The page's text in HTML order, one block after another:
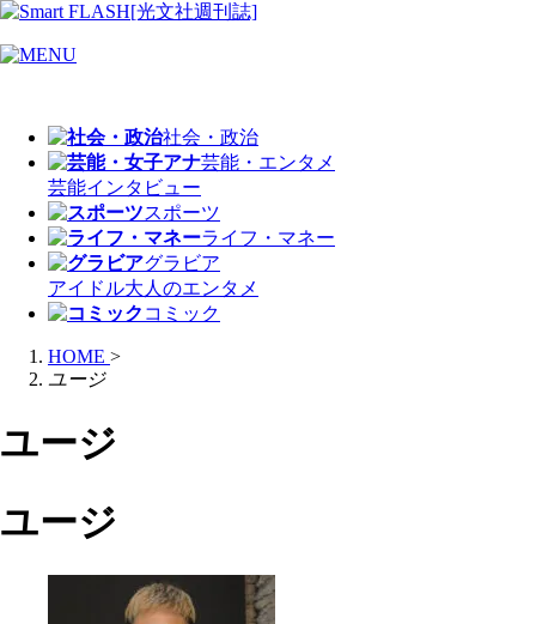
社会・政治
芸能・エンタメ
芸能インタビュー
スポーツ
ライフ・マネー
グラビア
アイドル大人のエンタメ
コミック
HOME >
ユージ
ユージ
ユージ